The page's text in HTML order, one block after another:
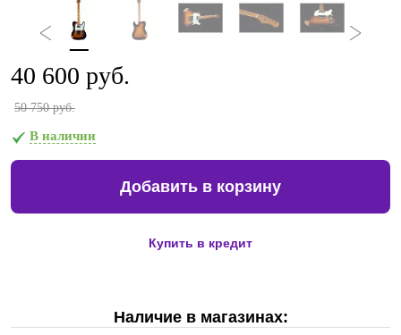
40 600 руб.
50 750 руб.
В наличии
Добавить в корзину
Купить в кредит
Наличие в магазинах: